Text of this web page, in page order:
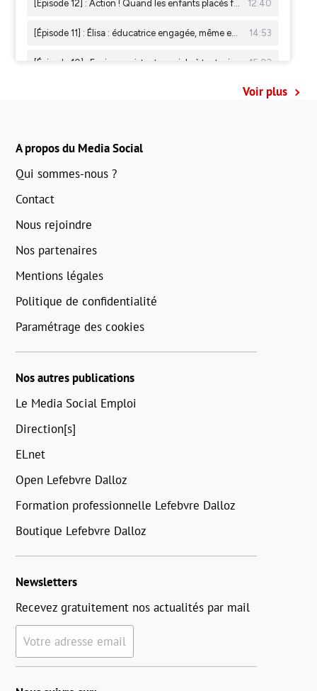
Voir plus
A propos du Media Social
Qui sommes-nous ?
Contact
Nous rejoindre
Nos partenaires
Mentions légales
Politique de confidentialité
Paramétrage des cookies
Nos autres publications
Le Media Social Emploi
Direction[s]
ELnet
Open Lefebvre Dalloz
Formation professionnelle Lefebvre Dalloz
Boutique Lefebvre Dalloz
Newsletters
Recevez gratuitement nos actualités par mail
Votre adresse email